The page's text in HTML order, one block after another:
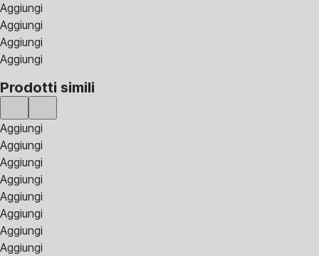
Aggiungi
Aggiungi
Aggiungi
Aggiungi
Prodotti simili
Aggiungi
Aggiungi
Aggiungi
Aggiungi
Aggiungi
Aggiungi
Aggiungi
Aggiungi